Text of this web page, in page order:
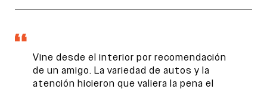
Vine desde el interior por recomendación
de un amigo. La variedad de autos y la
atención hicieron que valiera la pena el